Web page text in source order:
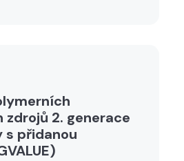
zdrojů 2. generace
s přidanou